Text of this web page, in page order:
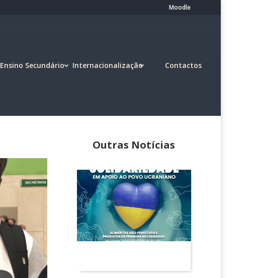
Moodle
Ensino Secundário Internacionalização Contactos
Outras Notícias